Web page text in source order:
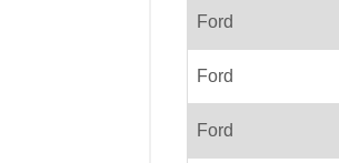
Ford
Ford
Ford